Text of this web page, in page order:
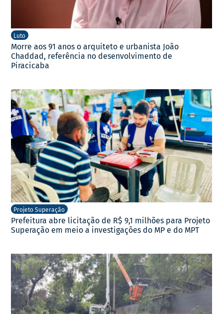
Luto
Morre aos 91 anos o arquiteto e urbanista João
Chaddad, referência no desenvolvimento de
Piracicaba
Projeto Superação
Prefeitura abre licitação de R$ 9,1 milhões para Projeto
Superação em meio a investigações do MP e do MPT